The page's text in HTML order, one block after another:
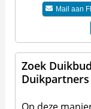
Mail aan
Zoek